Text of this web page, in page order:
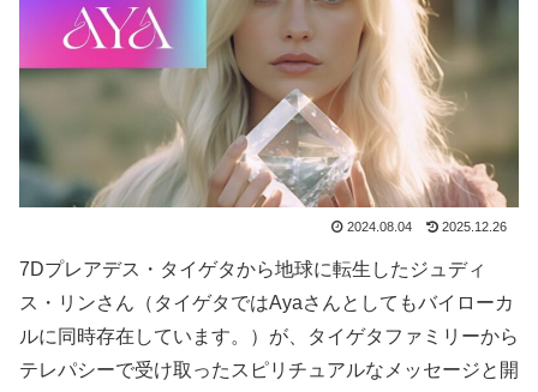
2024.08.04 2025.12.26
7Dプレアデス・タイゲタから地球に転生したジュディ
ス・リンさん（タイゲタではAyaさんとしてもバイローカ
ルに同時存在しています。）が、タイゲタファミリーから
テレパシーで受け取ったスピリチュアルなメッセージと開